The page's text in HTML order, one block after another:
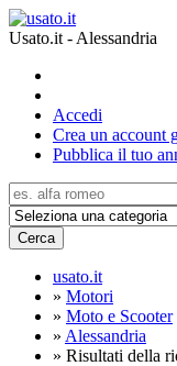
Usato.it - Alessandria
Accedi
Crea un account
Pubblica il tuo
Cerca
usato.it
» Motori
» Moto e Scooter
» Alessandria
» Risultati della